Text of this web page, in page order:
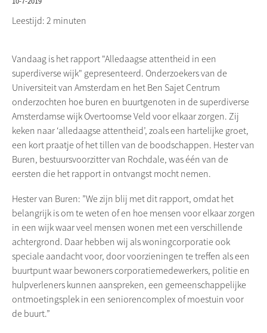
Leestijd: 2 minuten
Vandaag is het rapport "Alledaagse attentheid in een
superdiverse wijk" gepresenteerd. Onderzoekers van de
Universiteit van Amsterdam en het Ben Sajet Centrum
onderzochten hoe buren en buurtgenoten in de superdiverse
Amsterdamse wijk Overtoomse Veld voor elkaar zorgen. Zij
keken naar ‘alledaagse attentheid’, zoals een hartelijke groet,
een kort praatje of het tillen van de boodschappen. Hester van
Buren, bestuursvoorzitter van Rochdale, was één van de
eersten die het rapport in ontvangst mocht nemen.
Hester van Buren: ”We zijn blij met dit rapport, omdat het
belangrijk is om te weten of en hoe mensen voor elkaar zorgen
in een wijk waar veel mensen wonen met een verschillende
achtergrond. Daar hebben wij als woningcorporatie ook
speciale aandacht voor, door voorzieningen te treffen als een
buurtpunt waar bewoners corporatiemedewerkers, politie en
hulpverleners kunnen aanspreken, een gemeenschappelijke
ontmoetingsplek in een seniorencomplex of moestuin voor
de buurt.”